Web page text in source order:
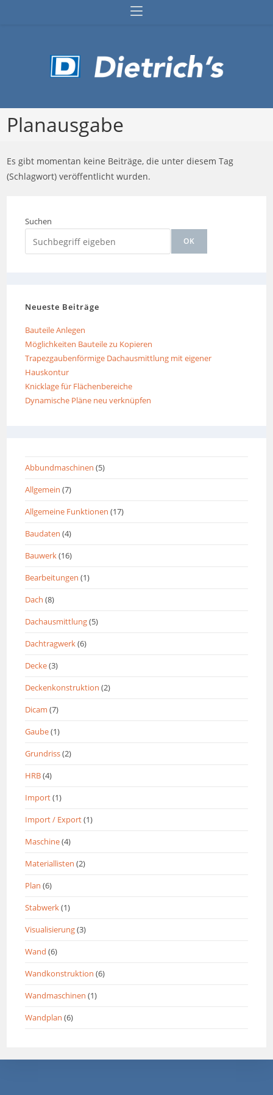
Planausgabe
Es gibt momentan keine Beiträge, die unter diesem Tag
(Schlagwort) veröffentlicht wurden.
Suchen
OK
Neueste Beiträge
Bauteile Anlegen
Möglichkeiten Bauteile zu Kopieren
Trapezgaubenförmige Dachausmittlung mit eigener
Hauskontur
Knicklage für Flächenbereiche
Dynamische Pläne neu verknüpfen
Abbundmaschinen (5)
Allgemein (7)
Allgemeine Funktionen (17)
Baudaten (4)
Bauwerk(16)
Bearbeitungen (1)
Dach (8)
Dachausmittlung(5)
Dachtragwerk(6)
Decke(3)
Deckenkonstruktion (2)
Dicam (7)
Gaube(1)
Grundriss(2)
HRB(4)
Import(1)
Import / Export(1)
Maschine(4)
Materiallisten (2)
Plan (6)
Stabwerk(1)
Visualisierung(3)
Wand (6)
Wandkonstruktion (6)
Wandmaschinen (1)
Wandplan (6)